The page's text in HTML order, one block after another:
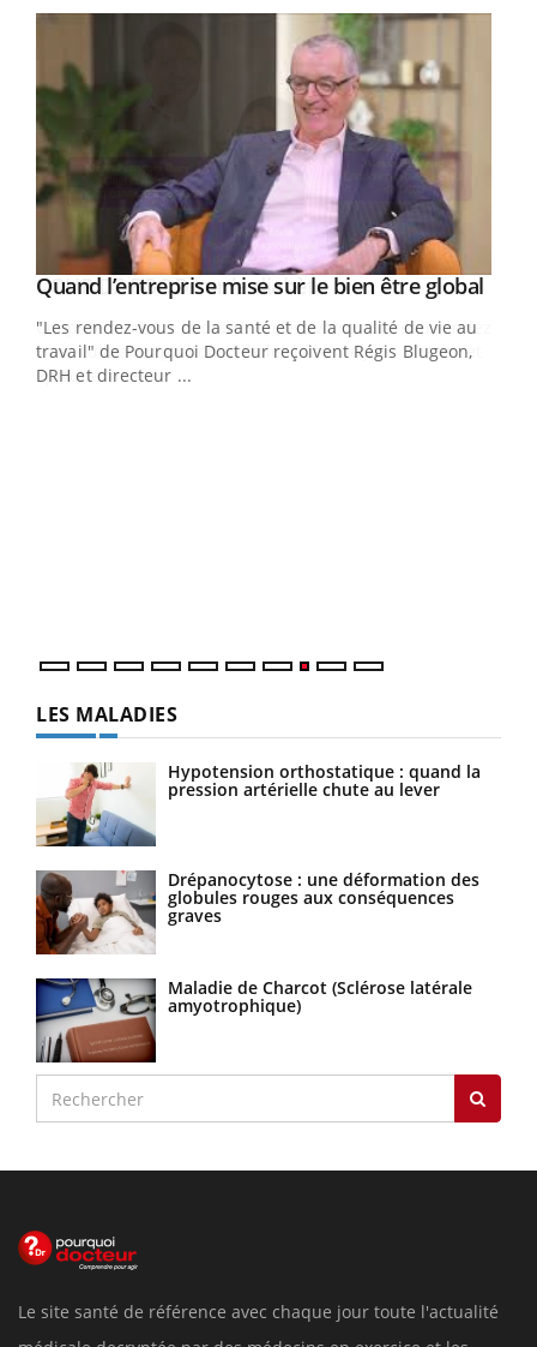
Youtube
Quand l’entreprise mise sur le bien être global
"Les rendez-vous de la santé et de la qualité de vie au
travail" de Pourquoi Docteur reçoivent Régis Blugeon,
DRH et directeur ...
LES MALADIES
Hypotension orthostatique : quand la
pression artérielle chute au lever
Drépanocytose : une déformation des
globules rouges aux conséquences
graves
Maladie de Charcot (Sclérose latérale
amyotrophique)
Le site santé de référence avec chaque jour toute l'actualité